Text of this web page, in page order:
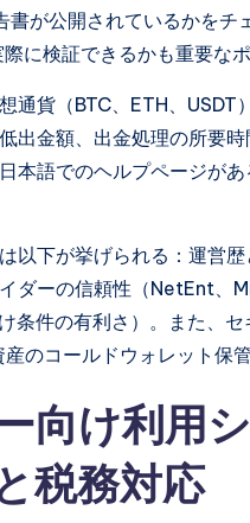
が公開されているかをチ
に検証できるかも重要なポ
通貨（BTC、ETH、
出金額、出金処理の所要
本語でのヘルプページが
以下が挙げられる：運営
ダーの信頼性（NetEnt、
条件の有利さ）。また、
のコールドウォレット保
向け利用
税務対応